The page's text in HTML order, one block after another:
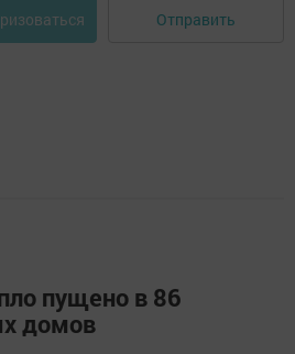
Отправить
пущено в 86
домов